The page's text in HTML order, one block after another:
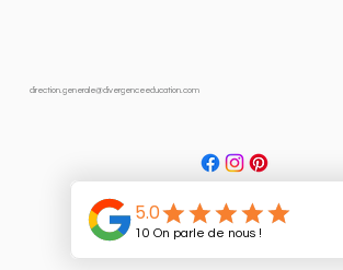
direction.generale@divergenceeducation.com